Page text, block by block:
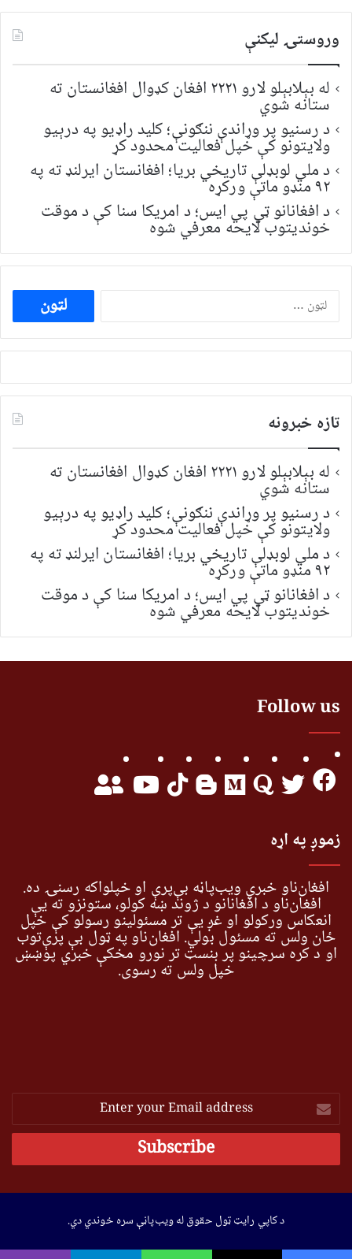
وروستۍ ليکنې
له بېلابېلو لارو ۲۲۲۱ افغان کډوال افغانستان ته
ستانه شوي
د رسنیو پر وړاندې ننګونې؛ کلید راډیو په درېیو
ولایتونو کې خپل فعالیت محدود کړ
د ملي لوبډلې تاریخي بریا؛ افغانستان ایرلنډ ته په
۹۲ منډو ماتې ورکړه
د افغانانو ټي پي ایس؛ د امریکا سنا کې د موقت
خونديتوب لایحه معرفي شوه
ددی
لپاره
لټون:
تازه خبرونه
له بېلابېلو لارو ۲۲۲۱ افغان کډوال افغانستان ته
ستانه شوي
د رسنیو پر وړاندې ننګونې؛ کلید راډیو په درېیو
ولایتونو کې خپل فعالیت محدود کړ
د ملي لوبډلې تاریخي بریا؛ افغانستان ایرلنډ ته په
۹۲ منډو ماتې ورکړه
د افغانانو ټي پي ایس؛ د امریکا سنا کې د موقت
خونديتوب لایحه معرفي شوه
Follow us
زموږ په اړه
افغان‌ناو خبري ویب‌پاڼه بې‌پرې او خپلواکه رسنۍ ده.
افغان‌ناو د افغانانو د ژوند ښه کولو، ستونزو ته یې
انعکاس ورکولو او غږ یې تر مسئولینو رسولو کې خپل
ځان ولس ته مسئول بولي. افغان‌ناو په ټول بې پرې‌توب
او د کره سرچینو پر بنسټ تر نورو مخکې خبري پوښښ
خپل ولس ته رسوي.
Enter
your
Email
د کاپي رایټ ټول حقوق له ویب‌پاڼې سره خوندي دي.